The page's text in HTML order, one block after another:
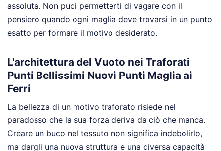
assoluta. Non puoi permetterti di vagare con il
pensiero quando ogni maglia deve trovarsi in un punto
esatto per formare il motivo desiderato.
L'architettura del Vuoto nei Traforati
Punti Bellissimi Nuovi Punti Maglia ai
Ferri
La bellezza di un motivo traforato risiede nel
paradosso che la sua forza deriva da ciò che manca.
Creare un buco nel tessuto non significa indebolirlo,
ma dargli una nuova struttura e una diversa capacità